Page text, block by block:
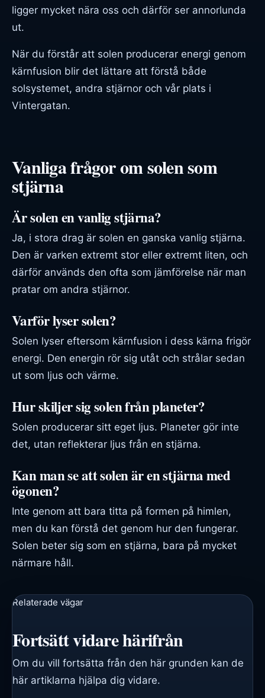
ligger mycket nära oss och därför ser annorlunda
ut.
När du förstår att solen producerar energi genom
kärnfusion blir det lättare att förstå både
solsystemet, andra stjärnor och vår plats i
Vintergatan.
Vanliga frågor om solen som
stjärna
Är solen en vanlig stjärna?
Ja, i stora drag är solen en ganska vanlig stjärna.
Den är varken extremt stor eller extremt liten, och
därför används den ofta som jämförelse när man
pratar om andra stjärnor.
Varför lyser solen?
Solen lyser eftersom kärnfusion i dess kärna frigör
energi. Den energin rör sig utåt och strålar sedan
ut som ljus och värme.
Hur skiljer sig solen från planeter?
Solen producerar sitt eget ljus. Planeter gör inte
det, utan reflekterar ljus från en stjärna.
Kan man se att solen är en stjärna med
ögonen?
Inte genom att bara titta på formen på himlen,
men du kan förstå det genom hur den fungerar.
Solen beter sig som en stjärna, bara på mycket
närmare håll.
Relaterade vägar
Fortsätt vidare härifrån
Om du vill fortsätta från den här grunden kan de
här artiklarna hjälpa dig vidare.